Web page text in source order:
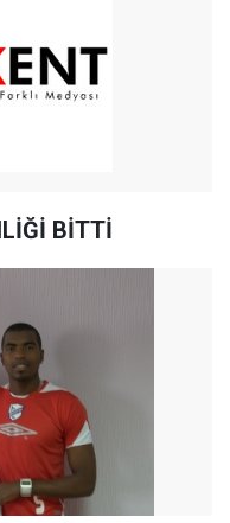
BİTTİ